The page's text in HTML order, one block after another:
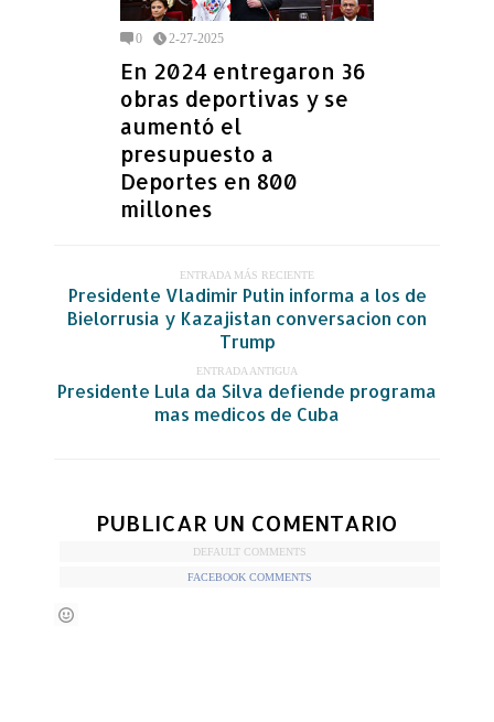
0 2-27-2025
En 2024 entregaron 36
obras deportivas y se
aumentó el
presupuesto a
Deportes en 800
millones
ENTRADA MÁS RECIENTE
Presidente Vladimir Putin informa a los de
Bielorrusia y Kazajistan conversacion con
Trump
ENTRADA ANTIGUA
Presidente Lula da Silva defiende programa
mas medicos de Cuba
PUBLICAR UN COMENTARIO
DEFAULT COMMENTS
FACEBOOK COMMENTS